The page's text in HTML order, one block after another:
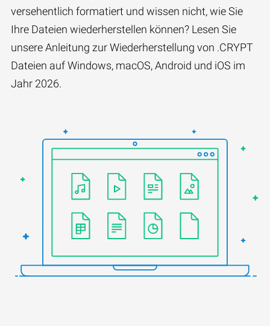
versehentlich formatiert und wissen nicht, wie Sie
Ihre Dateien wiederherstellen können? Lesen Sie
unsere Anleitung zur Wiederherstellung von .CRYPT
Dateien auf Windows, macOS, Android und iOS im
Jahr 2026.